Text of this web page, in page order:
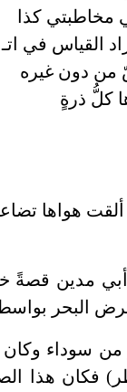
كذا
القياس في اتـ
دون غيره
كلُّ ذرةٍ
هواها
أبي مدين
البحر
من سوداء
فكان هذا